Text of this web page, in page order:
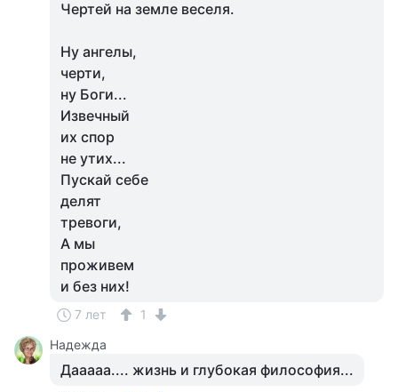
Чертей на земле веселя.
Ну ангелы,
черти,
ну Боги...
Извечный
их спор
не утих...
Пускай себе
делят
тревоги,
А мы
проживем
и без них!
7 лет
1
Надежда
Дааааа.... жизнь и глубокая философия...